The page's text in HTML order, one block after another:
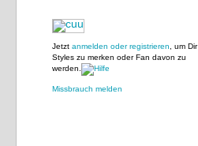
Jetzt anmelden oder registrieren , um Dir
Styles zu merken oder Fan davon zu
werden.
Missbrauch melden